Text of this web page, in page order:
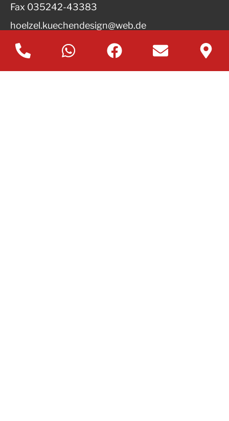
Fax 035242-43383
hoelzel.kuechendesign@web.de